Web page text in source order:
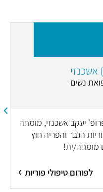
אשכנזי
נשים
יעקב אשכנזי, מומחה
הגבר והפריה חוץ
מומחה/ית!
לפורום טיפולי פוריות